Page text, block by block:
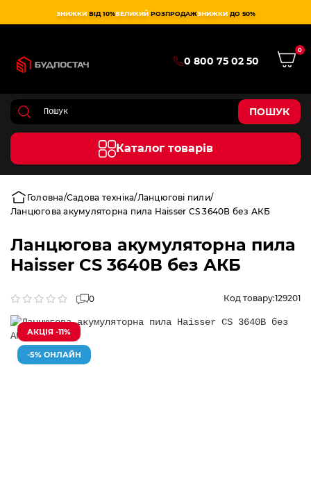
ЗНИЖКИ ВІД 10%ВЕЛИКИЙ РОЗПРОДАЖЗНИЖКИ ДО 50%
0 800 75 02 50
0
ПОШУК
Каталог товарів
Головна Садова техніка Ланцюгові пили
Ланцюгова акумуляторна пила Haisser CS 3640В без АКБ
Ланцюгова акумуляторна пила
Haisser CS 3640В без АКБ
0 Код товару:129201
АКЦІЯ -11%
-5% ОНЛАЙН